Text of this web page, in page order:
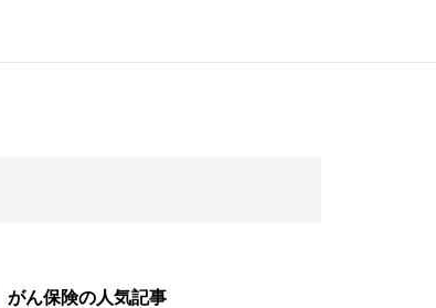
がん保険の人気記事